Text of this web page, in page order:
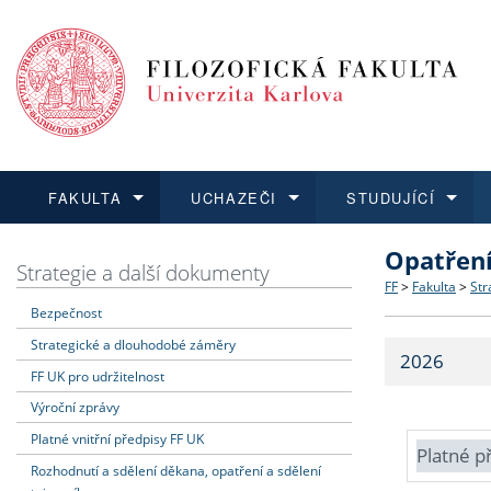
FAKULTA
Dozvědět se více
Struktura
Strategie
Fakultní
UCHAZEČI
Podat přihlášku
Co
Učitelské
STUDUJÍCÍ
Dozvědět se více
Dozvědět se více
O vědě a
Dozvědět se více
Aktuální
Strategie a další dokumenty
Bezpečnost
Strategické a dlouhodobé záměry
FF UK pro udržitelnost
Výroční zprávy
Platné vnitřní předpisy FF UK
Rozhodnutí a sdělení děkana, opatření a sdělení
FF > Fakulta >
2026
Platné